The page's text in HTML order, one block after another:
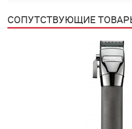
СОПУТСТВУЮЩИЕ